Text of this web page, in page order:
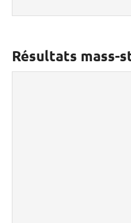
Résultats mass-